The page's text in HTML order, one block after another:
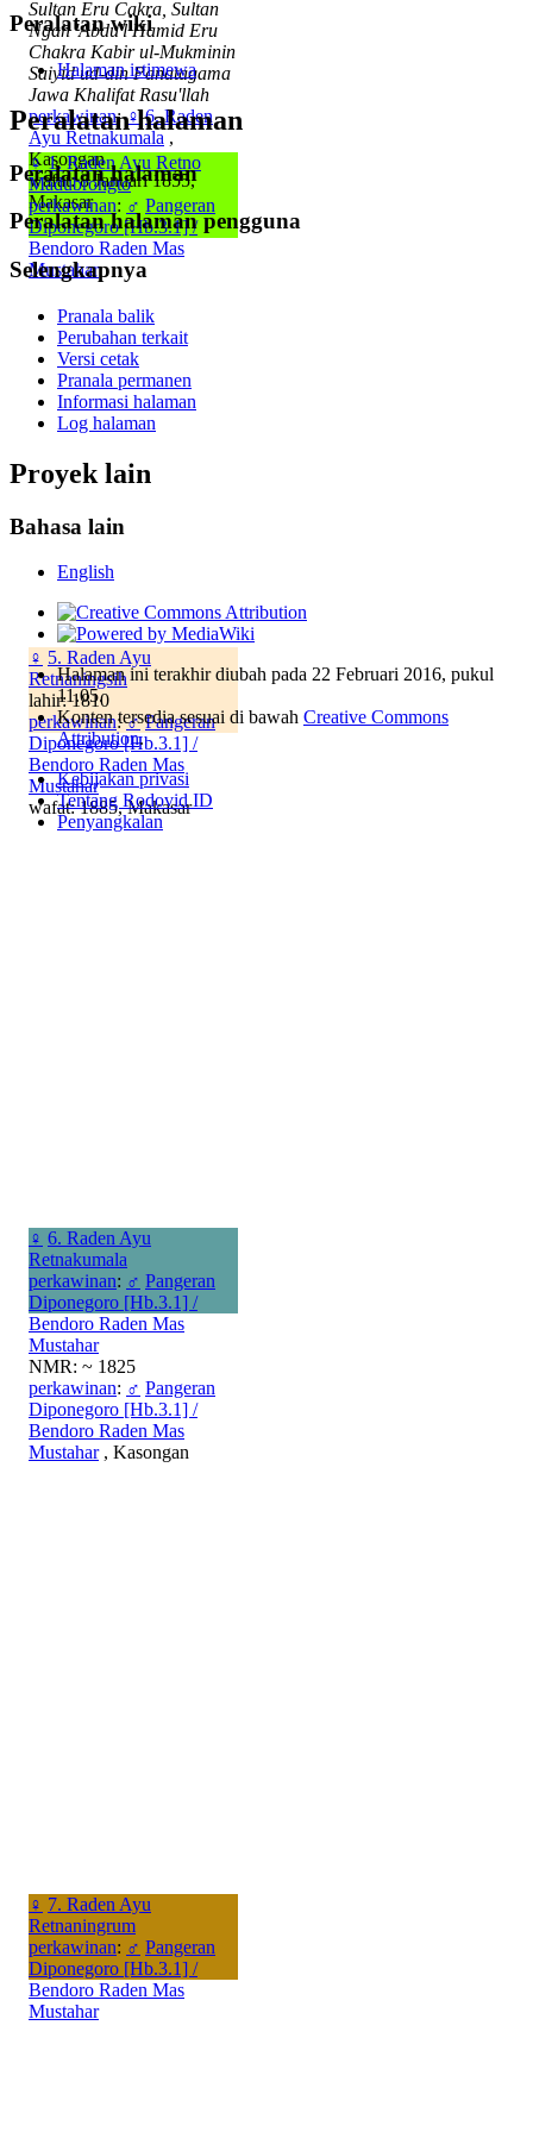
Sultan Eru Cakra, Sultan
Ngah 'Abdu'l Hamid Eru
Chakra Kabir ul-Mukminin
Saiyid ud-din Panatagama
Jawa Khalifat Rasu'llah
perkawinan:♀ 6. Raden
Ayu Retnakumala ,
Kasongan
wafat: 8 Januari 1855,
Makasar
♀ 1. Raden Ayu Retno
Madubrongto
perkawinan: ♂ Pangeran
Diponegoro [Hb.3.1] /
Bendoro Raden Mas
Mustahar
♀ 5. Raden Ayu
Retnaningsih
lahir: 1810
perkawinan:♂ Pangeran
Diponegoro [Hb.3.1] /
Bendoro Raden Mas
Mustahar
wafat: 1885, Makasar
♀ 6. Raden Ayu
Retnakumala
perkawinan: ♂ Pangeran
Diponegoro [Hb.3.1] /
Bendoro Raden Mas
Mustahar
NMR: ~ 1825
perkawinan: ♂ Pangeran
Diponegoro [Hb.3.1] /
Bendoro Raden Mas
Mustahar, Kasongan
♀ 7. Raden Ayu
Retnaningrum
perkawinan: ♂ Pangeran
Diponegoro [Hb.3.1] /
Bendoro Raden Mas
Mustahar
Peralatan wiki
Halaman istimewa
Peralatan halaman
Peralatan halaman
Peralatan halaman pengguna
Selengkapnya
Pranala balik
Perubahan terkait
Versi cetak
Pranala permanen
Informasi halaman
Log halaman
Proyek lain
Bahasa lain
English
Halaman ini terakhir diubah pada 22 Februari 2016, pukul
11.05.
Konten tersedia sesuai di bawah Creative Commons
Attribution.
Kebijakan privasi
Tentang Rodovid ID
Penyangkalan